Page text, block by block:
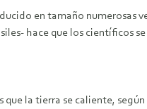
en tamaño numerosas
hace que los científicos
la tierra se caliente,